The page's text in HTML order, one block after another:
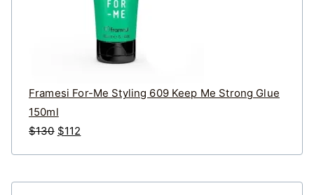
Framesi For-Me Styling 609 Keep Me Strong Glue
150ml
$130 原
$112